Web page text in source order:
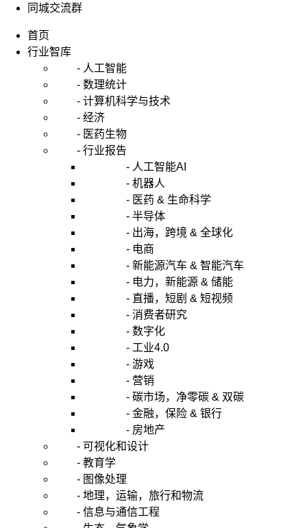
同城交流群
首页
行业智库
- 人工智能
- 数理统计
- 计算机科学与技术
- 经济
- 医药生物
- 行业报告
- 人工智能AI
- 机器人
- 医药 & 生命科学
- 半导体
- 出海，跨境 & 全球化
- 电商
- 新能源汽车 & 智能汽车
- 电力，新能源 & 储能
- 直播，短剧 & 短视频
- 消费者研究
- 数字化
- 工业4.0
- 游戏
- 营销
- 碳市场，净零碳 & 双碳
- 金融，保险 & 银行
- 房地产
- 可视化和设计
- 教育学
- 图像处理
- 地理，运输，旅行和物流
- 信息与通信工程